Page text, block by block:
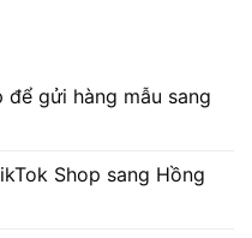
gửi hàng mẫu sang
Shop sang Hồng